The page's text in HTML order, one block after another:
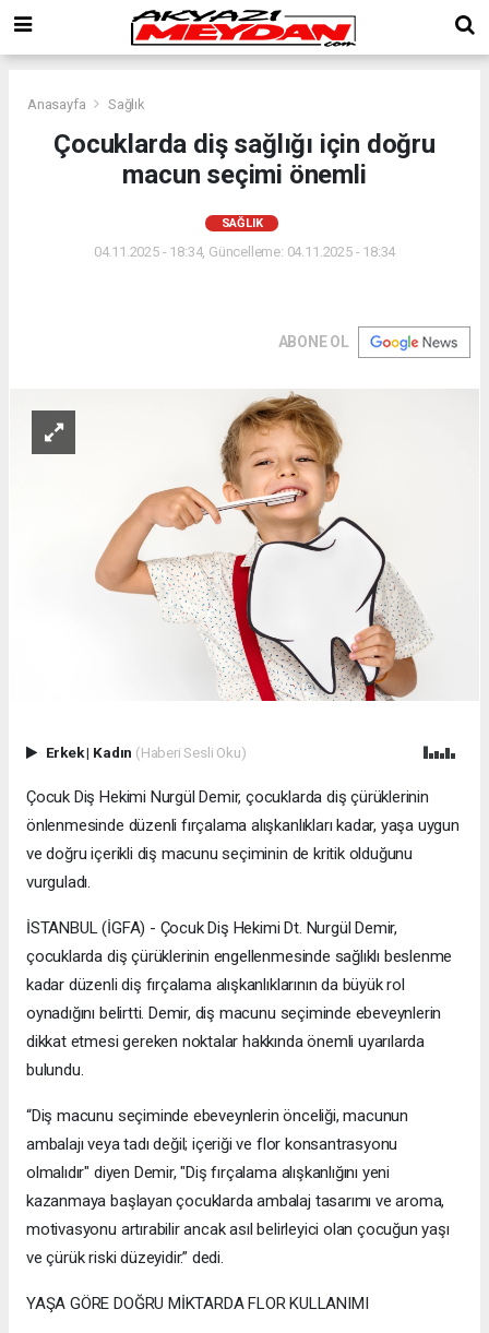
Anasayfa Sağlık
Çocuklarda diş sağlığı için doğru
macun seçimi önemli
SAĞLIK
04.11.2025 - 18:34, Güncelleme: 04.11.2025 - 18:34
ABONE OL
Erkek| Kadın (Haberi Sesli Oku)
Çocuk Diş Hekimi Nurgül Demir, çocuklarda diş çürüklerinin
önlenmesinde düzenli fırçalama alışkanlıkları kadar, yaşa uygun
ve doğru içerikli diş macunu seçiminin de kritik olduğunu
vurguladı.
İSTANBUL (İGFA) - Çocuk Diş Hekimi Dt. Nurgül Demir,
çocuklarda diş çürüklerinin engellenmesinde sağlıklı beslenme
kadar düzenli diş fırçalama alışkanlıklarının da büyük rol
oynadığını belirtti. Demir, diş macunu seçiminde ebeveynlerin
dikkat etmesi gereken noktalar hakkında önemli uyarılarda
bulundu.
“Diş macunu seçiminde ebeveynlerin önceliği, macunun
ambalajı veya tadı değil; içeriği ve flor konsantrasyonu
olmalıdır" diyen Demir, "Diş fırçalama alışkanlığını yeni
kazanmaya başlayan çocuklarda ambalaj tasarımı ve aroma,
motivasyonu artırabilir ancak asıl belirleyici olan çocuğun yaşı
ve çürük riski düzeyidir.” dedi.
YAŞA GÖRE DOĞRU MİKTARDA FLOR KULLANIMI